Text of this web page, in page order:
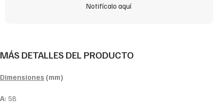
Notifícalo aquí
MÁS DETALLES DEL PRODUCTO
Dimensiones (mm)
A: 58